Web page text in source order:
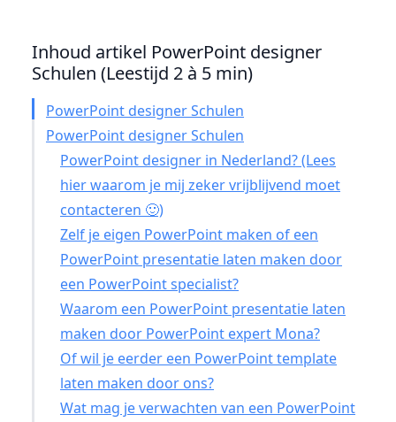
Inhoud artikel PowerPoint designer
Schulen (Leestijd 2 à 5 min)
PowerPoint designer Schulen
PowerPoint designer Schulen
PowerPoint designer in Nederland? (Lees
hier waarom je mij zeker vrijblijvend moet
contacteren 🙂)
Zelf je eigen PowerPoint maken of een
PowerPoint presentatie laten maken door
een PowerPoint specialist?
Waarom een PowerPoint presentatie laten
maken door PowerPoint expert Mona?
Of wil je eerder een PowerPoint template
laten maken door ons?
Wat mag je verwachten van een PowerPoint